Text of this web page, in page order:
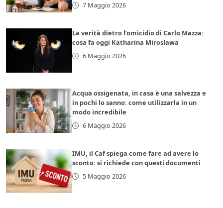
7 Maggio 2026
La verità dietro l’omicidio di Carlo Mazza:
cosa fa oggi Katharina Miroslawa
6 Maggio 2026
Acqua ossigenata, in casa è una salvezza e
in pochi lo sanno: come utilizzarla in un
modo incredibile
6 Maggio 2026
IMU, il Caf spiega come fare ad avere lo
sconto: si richiede con questi documenti
5 Maggio 2026